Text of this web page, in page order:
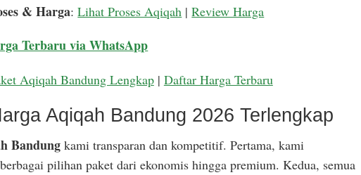
& Harga:Lihat Proses Aqiqah |Review Harga
Terbaru via WhatsApp
Aqiqah Bandung Lengkap| Daftar Harga Terbaru
Aqiqah Bandung 2026 Terlengkap
Bandungkami transparan dan kompetitif. Pertama, kami
pilihan paket dari ekonomis hingga premium. Kedua, semua